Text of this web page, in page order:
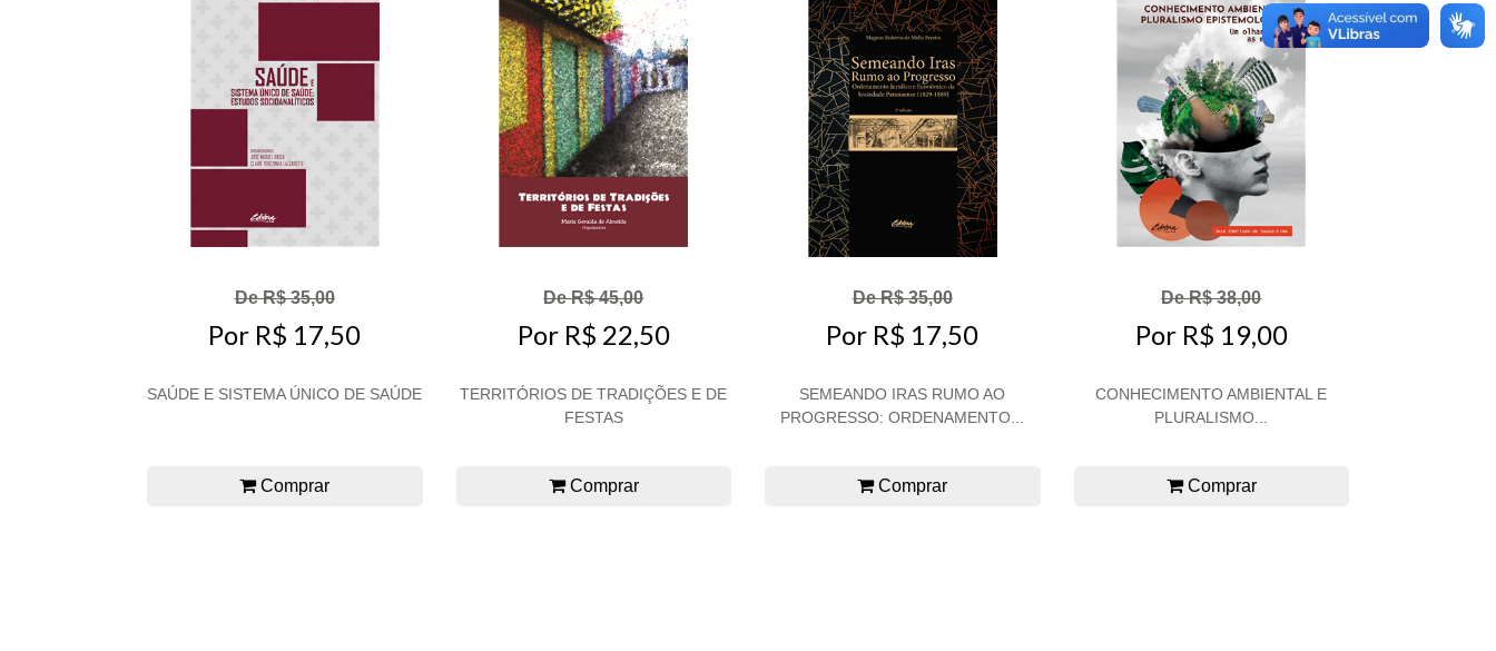
De R$ 35,00
Por R$ 17,50
SAÚDE E SISTEMA ÚNICO DE SAÚDE
Comprar
De R$ 45,00
Por R$ 22,50
TERRITÓRIOS DE TRADIÇÕES E DE
FESTAS
Comprar
De R$ 35,00
Por R$ 17,50
SEMEANDO IRAS RUMO AO
PROGRESSO: ORDENAMENTO...
Comprar
De R$ 38,00
Por R$ 19,00
CONHECIMENTO AMBIENTAL E
PLURALISMO...
Comprar